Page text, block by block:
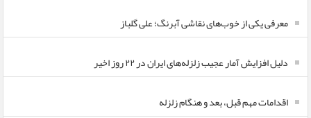
معرفی یکی از خوب‌های نقاشی آبرنگ؛ علی گلباز
دلیل افزایش آمار عجیب زلزله‌های ایران در ۲۲ روز اخیر
اقدامات مهم قبل، بعد و هنگام زلزله